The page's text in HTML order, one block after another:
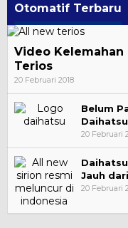
Otomatif Terbaru
Video Kelemahan
Terios
20 Februari 2018
Belum
20 Februari
Jauh
20 Februari